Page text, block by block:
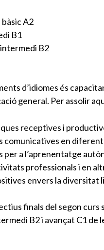
A2
B1
B2
d’idiomes és
general. Per assolir
receptives i
en
a l’aprenentatge
professionals i en
envers la diversitat
finals del segon
B2 i avançat C1 de